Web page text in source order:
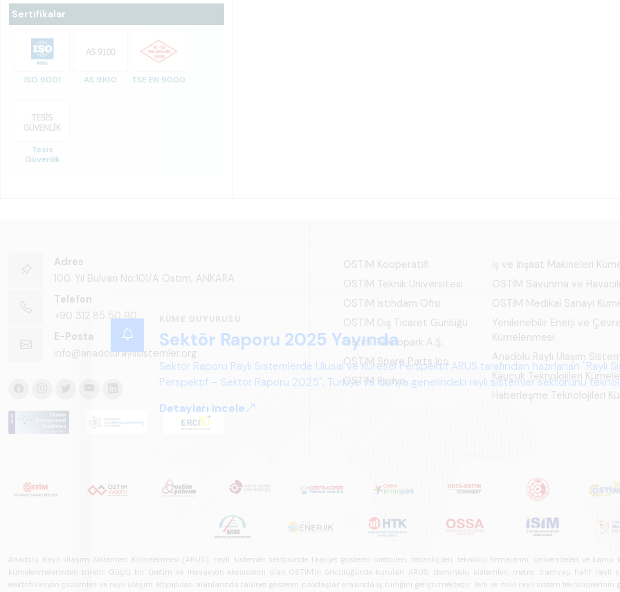
Sertifikalar
ISO 9001 AS 9100 TSE EN 9000
Tesis
Güvenlik
KÜME DUYURUSU
Sektör Raporu 2025 Yayında
Sektör Raporu Raylı Sistemlerde Ulusal ve Küresel Perspektif ARUS tarafından hazırlanan "Raylı
Perspektif – Sektör Raporu 2025", Türkiye ve dünya genelindeki raylı sistemler sektörünü
gelecek perspektifi açısından kapsamlı biçimde ele alan bir referans çalışmasıdır.
Detayları incele
Adres
100. Yıl Bulvarı No:101/A Ostim, ANKARA
Telefon
+90 312 85 50 90
E-Posta
info@anadoluraylisistemler.org
OSTİM Kooperatifi
OSTİM Teknik Üniversitesi
OSTİM İstihdam Ofisi
OSTİM Dış Ticaret Günlüğü
Ostim Teknopark A.Ş.
OSTİM Spare Parts Inc.
OSTİM Radyo
İş ve İnşaat Makineleri
OSTİM Savunma ve
OSTİM Medikal Sanayi
Yenilenebilir Enerji ve
Kümelenmesi
Anadolu Raylı Ulaşım
Kauçuk Teknolojileri
Haberleşme Teknolojileri
Anadolu Raylı Ulaşım Sistemleri Kümelenmesi (ARUS), raylı sistemler sektöründe faaliyet gösteren üreticileri, tedarikçileri, teknoloji firmalarını, üniversiteleri ve
kümelenmelerinden biridir. Güçlü bir üretim ve inovasyon ekosistemi olan OSTİM'in öncülüğünde kurulan ARUS; demiryolu sistemleri, metro, tramvay, hafif raylı
elektrifikasyon çözümleri ve raylı ulaşım altyapıları alanlarında faaliyet gösteren paydaşlar arasında iş birliğini geliştirmektedir. Yerli ve milli raylı sistem